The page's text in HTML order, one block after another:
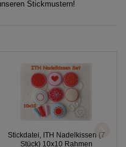
Stickmustern!
Stickdatei, ITH Nadelkissen (7
Stück) 10x10 Rahmen